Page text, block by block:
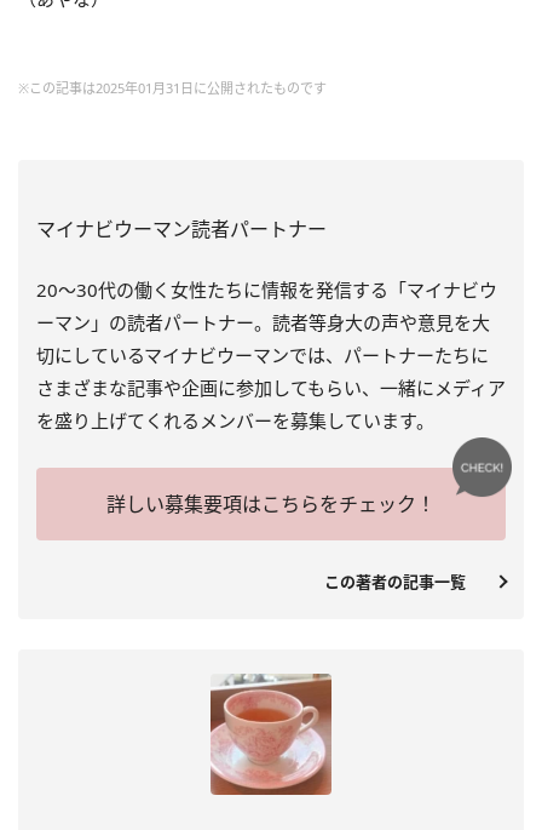
※この記事は2025年01月31日に公開されたものです
マイナビウーマン読者パートナー
20～30代の働く女性たちに情報を発信する「マイナビウ
ーマン」の読者パートナー。読者等身大の声や意見を大
切にしているマイナビウーマンでは、パートナーたちに
さまざまな記事や企画に参加してもらい、一緒にメディア
を盛り上げてくれるメンバーを募集しています。
詳しい募集要項はこちらをチェック！
この著者の記事一覧